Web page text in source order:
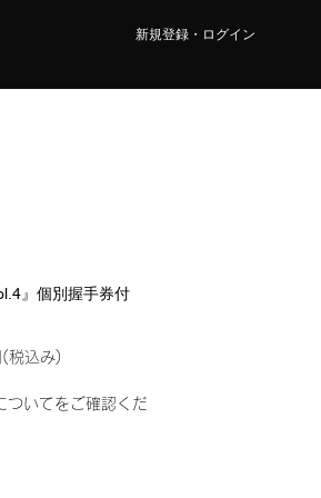
新規登録・ログイン
』個別握手券付
税込み)
ついてをご確認くだ